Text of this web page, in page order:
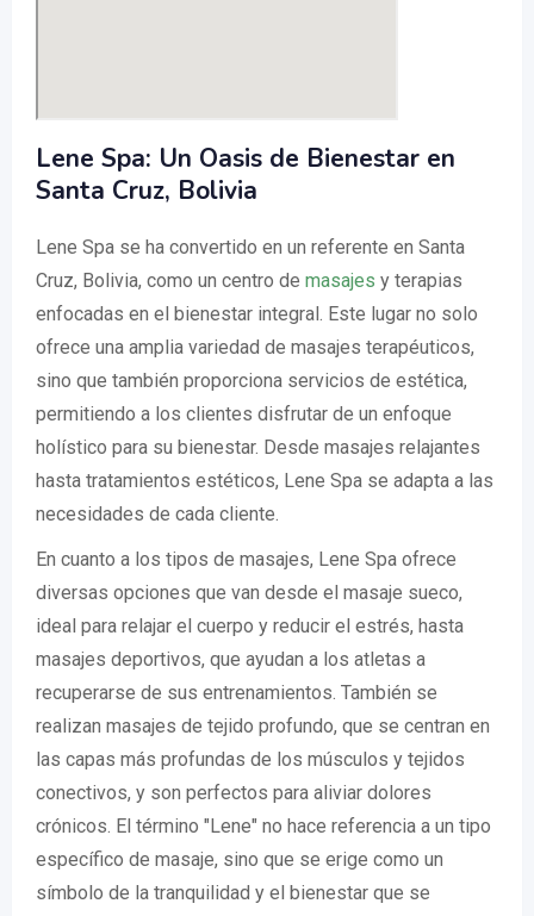
Lene Spa: Un Oasis de Bienestar en
Santa Cruz, Bolivia
Lene Spa se ha convertido en un referente en Santa
Cruz, Bolivia, como un centro de masajes y terapias
enfocadas en el bienestar integral. Este lugar no solo
ofrece una amplia variedad de masajes terapéuticos,
sino que también proporciona servicios de estética,
permitiendo a los clientes disfrutar de un enfoque
holístico para su bienestar. Desde masajes relajantes
hasta tratamientos estéticos, Lene Spa se adapta a las
necesidades de cada cliente.
En cuanto a los tipos de masajes, Lene Spa ofrece
diversas opciones que van desde el masaje sueco,
ideal para relajar el cuerpo y reducir el estrés, hasta
masajes deportivos, que ayudan a los atletas a
recuperarse de sus entrenamientos. También se
realizan masajes de tejido profundo, que se centran en
las capas más profundas de los músculos y tejidos
conectivos, y son perfectos para aliviar dolores
crónicos. El término "Lene" no hace referencia a un tipo
específico de masaje, sino que se erige como un
símbolo de la tranquilidad y el bienestar que se